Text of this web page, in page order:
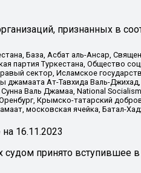
признанных в
База, Асбат аль-Ансар,
партия Туркестана, Общество
сектор, Исламское
джамаата Ат-Тавхида Валь-
Валь Джамаа, National
Крымско-татарский
московская ячейка, Батал-
на 16.11.2023
принято вступившее